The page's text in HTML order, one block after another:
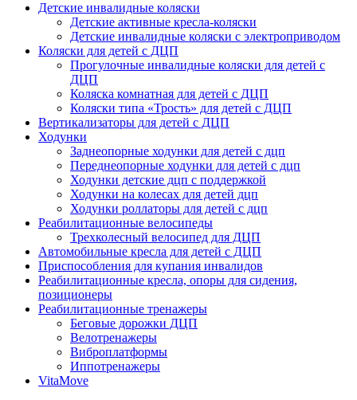
Детские инвалидные коляски
Детские активные кресла-коляски
Детские инвалидные коляски с электроприводом
Коляски для детей с ДЦП
Прогулочные инвалидные коляски для детей с
ДЦП
Коляска комнатная для детей с ДЦП
Коляски типа «Трость» для детей с ДЦП
Вертикализаторы для детей с ДЦП
Ходунки
Заднеопорные ходунки для детей с дцп
Переднеопорные ходунки для детей с дцп
Ходунки детские дцп с поддержкой
Ходунки на колесах для детей дцп
Ходунки роллаторы для детей с дцп
Реабилитационные велосипеды
Трехколесный велосипед для ДЦП
Автомобильные кресла для детей с ДЦП
Приспособления для купания инвалидов
Реабилитационные кресла, опоры для сидения,
позиционеры
Реабилитационные тренажеры
Беговые дорожки ДЦП
Велотренажеры
Виброплатформы
Иппотренажеры
VitaMove